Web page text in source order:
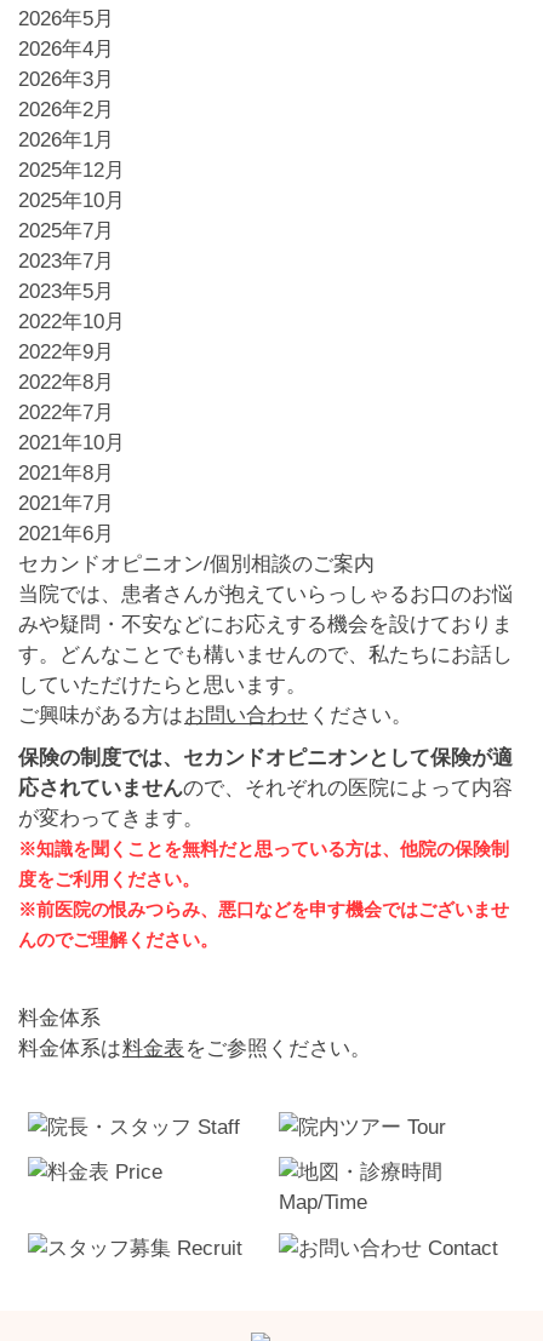
2026年5月
2026年4月
2026年3月
2026年2月
2026年1月
2025年12月
2025年10月
2025年7月
2023年7月
2023年5月
2022年10月
2022年9月
2022年8月
2022年7月
2021年10月
2021年8月
2021年7月
2021年6月
セカンドオピニオン/個別相談のご案内
当院では、患者さんが抱えていらっしゃるお口のお悩
みや疑問・不安などにお応えする機会を設けておりま
す。どんなことでも構いませんので、私たちにお話し
していただけたらと思います。
ご興味がある方はお問い合わせ ください。
保険の制度では、セカンドオピニオンとして保険が適
応されていませんので、それぞれの医院によって内容
が変わってきます。
※知識を聞くことを無料だと思っている方は、他院の保険制
度をご利用ください。
※前医院の恨みつらみ、悪口などを申す機会ではございませ
んのでご理解ください。
料金体系
料金体系は料金表 をご参照ください。